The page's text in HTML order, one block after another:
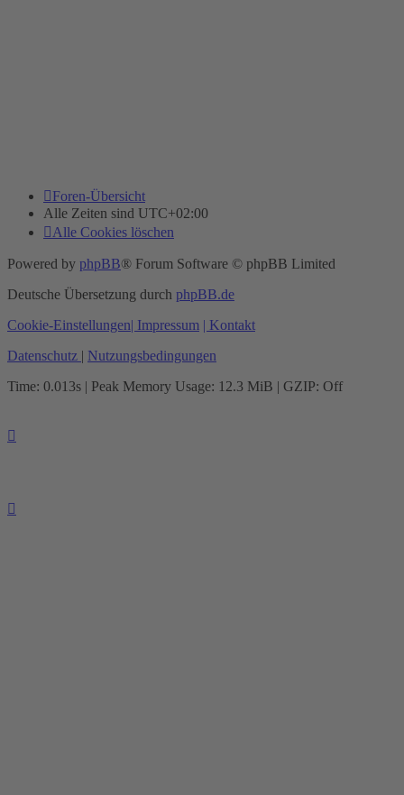
Foren-Übersicht
Alle Zeiten sind UTC+02:00
Alle Cookies löschen
Powered by phpBB® Forum Software © phpBB Limited
Deutsche Übersetzung durch phpBB.de
Cookie-Einstellungen| Impressum | Kontakt
Datenschutz | Nutzungsbedingungen
Time: 0.013s | Peak Memory Usage: 12.3 MiB | GZIP: Off